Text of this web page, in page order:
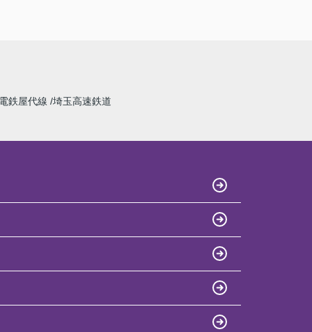
鉄屋代線 埼玉高速鉄道